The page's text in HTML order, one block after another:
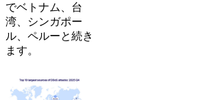
でベトナム、台
湾、シンガポー
ル、ペルーと続き
ます。